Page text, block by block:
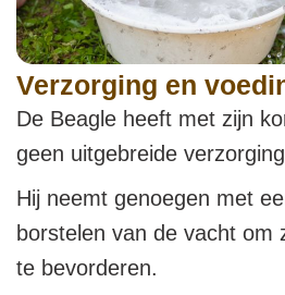
Verzorging en
De Beagle heeft met zijn
geen uitgebreide
Hij neemt genoegen met
borstelen van de vacht om
te bevorderen.